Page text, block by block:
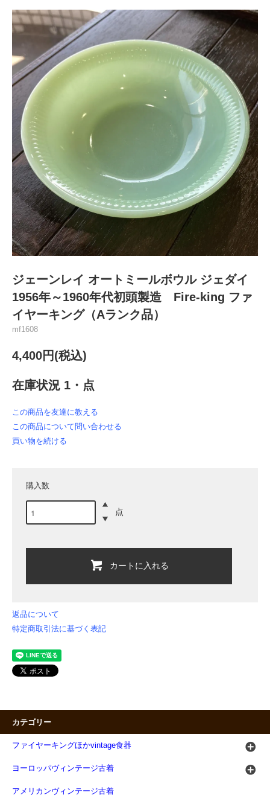
ジェーンレイ オートミールボウル ジェダイ
1956年～1960年代初頭製造 Fire-king ファ
イヤーキング（Aランク品）
mf1608
4,400円(税込)
在庫状況 1・点
この商品を友達に教える
この商品について問い合わせる
買い物を続ける
購入数
点
カートに入れる
返品について
特定商取引法に基づく表記
カテゴリー
ファイヤーキングほかvintage食器
ヨーロッパヴィンテージ古着
アメリカンヴィンテージ古着